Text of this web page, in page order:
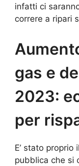
infatti ci
correre a ripari
gas e
2023:
per
E’ stato proprio il
pubblica che si